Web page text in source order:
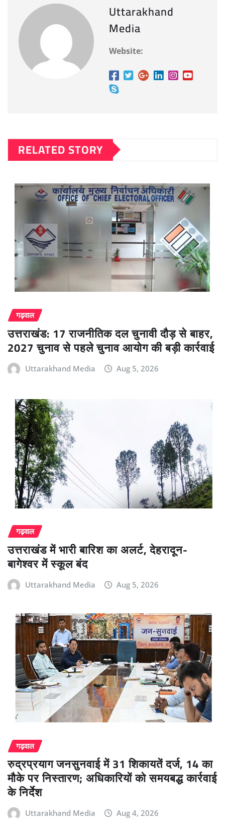
Uttarakhand
Media
Website:
RELATED STORY
गढ़वाल
उत्तराखंड: 17 राजनीतिक दल चुनावी दौड़ से बाहर,
2027 चुनाव से पहले चुनाव आयोग की बड़ी कार्रवाई
Uttarakhand Media Aug 5, 2026
गढ़वाल
उत्तराखंड में भारी बारिश का अलर्ट, देहरादून-
बागेश्वर में स्कूल बंद
Uttarakhand Media Aug 5, 2026
गढ़वाल
रुद्रप्रयाग जनसुनवाई में 31 शिकायतें दर्ज, 14 का
मौके पर निस्तारण; अधिकारियों को समयबद्ध कार्रवाई
के निर्देश
Uttarakhand Media Aug 4, 2026